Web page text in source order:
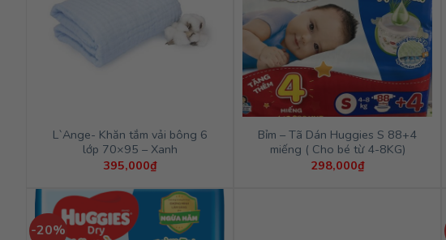
L`Ange- Khăn tắm vải bông 6
lớp 70×95 – Xanh
395,000₫
Bỉm – Tã Dán Huggies S 88+4
miếng ( Cho bé từ 4-8KG)
298,000₫
-20%